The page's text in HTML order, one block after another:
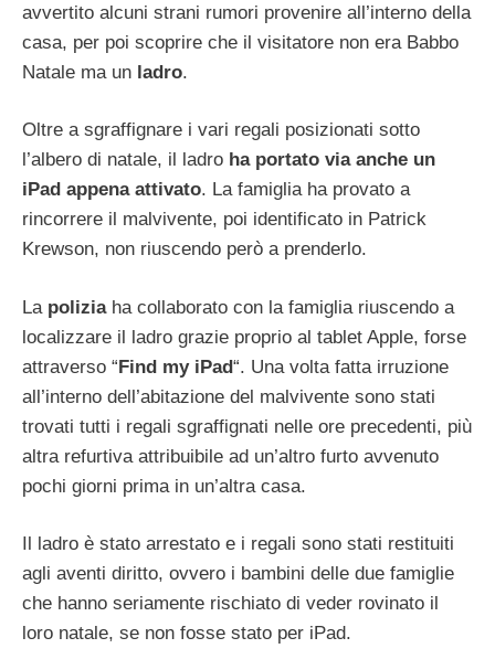
avvertito alcuni strani rumori provenire all’interno della
casa, per poi scoprire che il visitatore non era Babbo
Natale ma un ladro.
Oltre a sgraffignare i vari regali posizionati sotto
l’albero di natale, il ladro ha portato via anche un
iPad appena attivato. La famiglia ha provato a
rincorrere il malvivente, poi identificato in Patrick
Krewson, non riuscendo però a prenderlo.
La poliziaha collaborato con la famiglia riuscendo a
localizzare il ladro grazie proprio al tablet Apple, forse
attraverso “Find my iPad“. Una volta fatta irruzione
all’interno dell’abitazione del malvivente sono stati
trovati tutti i regali sgraffignati nelle ore precedenti, più
altra refurtiva attribuibile ad un’altro furto avvenuto
pochi giorni prima in un’altra casa.
Il ladro è stato arrestato e i regali sono stati restituiti
agli aventi diritto, ovvero i bambini delle due famiglie
che hanno seriamente rischiato di veder rovinato il
loro natale, se non fosse stato per iPad.